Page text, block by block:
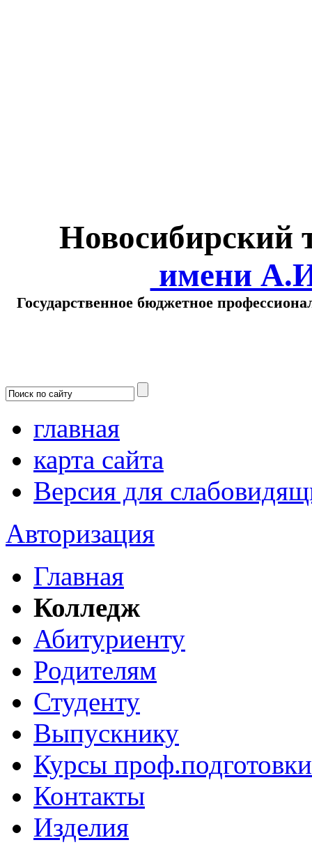
Новосибирский
имени
Государственное бюджетное
главная
карта сайта
Версия для
Авторизация
Главная
Колледж
Абитуриенту
Родителям
Студенту
Выпускнику
Курсы проф.подготовки
Контакты
Изделия